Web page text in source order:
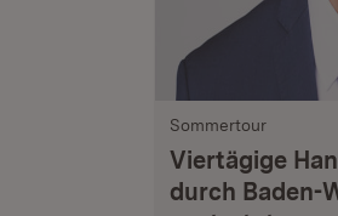
Sommertour
Viertägige
durch Baden-